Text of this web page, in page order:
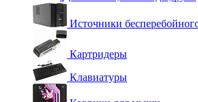
Источники
Картридеры
Клавиатуры